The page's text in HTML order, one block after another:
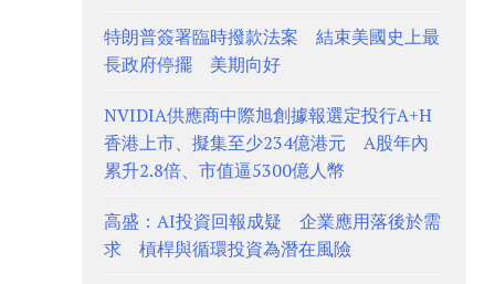
特朗普簽署臨時撥款法案 結束美國史上最
長政府停擺 美期向好
NVIDIA供應商中際旭創據報選定投行A+H
香港上市、擬集至少234億港元 A股年內
累升2.8倍、市值逼5300億人幣
高盛：AI投資回報成疑 企業應用落後於需
求 槓桿與循環投資為潛在風險